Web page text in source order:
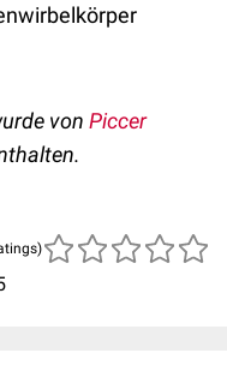
von Piccer